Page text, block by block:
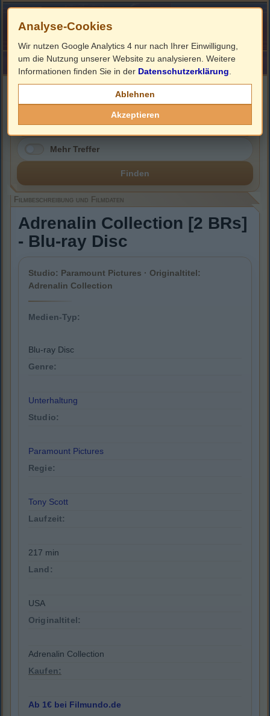
HOME ImpressumLinks
Filmbeschreibung, Cover & Blu-ray Infos
Mehr Treffer
Finden
Filmbeschreibung und Filmdaten
Adrenalin Collection [2 BRs]
- Blu-ray Disc
Studio: Paramount Pictures · Originaltitel:
Adrenalin Collection
Medien-Typ:
Blu-ray Disc
Genre:
Unterhaltung
Studio:
Paramount Pictures
Regie:
Tony Scott
Laufzeit:
217 min
Land:
USA
Originaltitel:
Adrenalin Collection
Kaufen:
Ab 1€ bei Filmundo.de
Analyse-Cookies
Wir nutzen Google Analytics 4 nur nach Ihrer Einwilligung,
um die Nutzung unserer Website zu analysieren. Weitere
Informationen finden Sie in der Datenschutzerklärung
Ablehnen
Akzeptieren